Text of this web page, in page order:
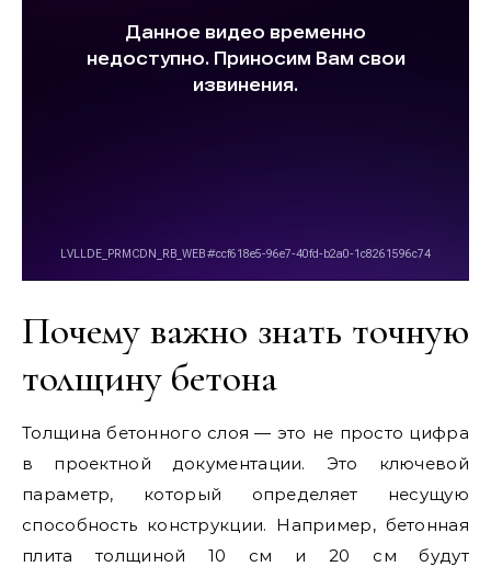
Почему важно знать точную
толщину бетона
Толщина бетонного слоя — это не просто цифра
в проектной документации. Это ключевой
параметр, который определяет несущую
способность конструкции. Например, бетонная
плита толщиной 10 см и 20 см будут